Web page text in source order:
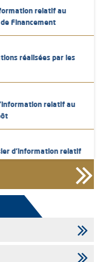
relatif au
Financement
réalisées par les
relatif au
d’information relatif
réalisées par les
réalisées par les